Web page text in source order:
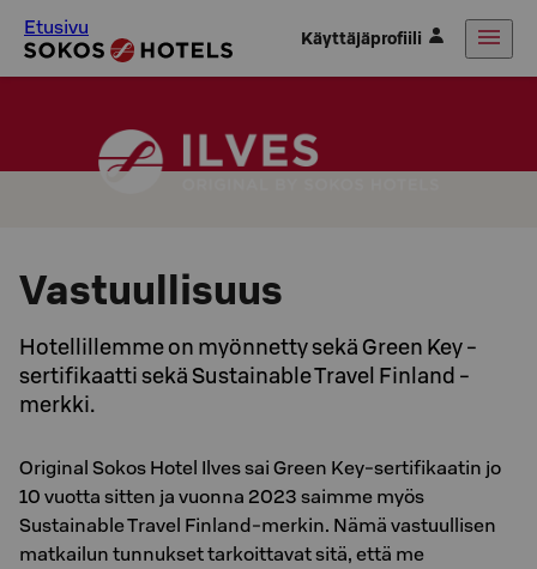
Etusivu Käyttäjäprofiili
Vastuullisuus
Hotellillemme on myönnetty sekä Green Key -
sertifikaatti sekä Sustainable Travel Finland -
merkki.
Original Sokos Hotel Ilves sai Green Key-sertifikaatin jo
10 vuotta sitten ja vuonna 2023 saimme myös
Sustainable Travel Finland-merkin. Nämä vastuullisen
matkailun tunnukset tarkoittavat sitä, että me